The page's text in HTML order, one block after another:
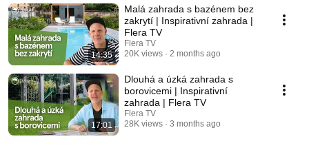
14:35
Malá zahrada s bazénem bez
zakrytí | Inspirativní zahrada |
Flera TV
Flera TV
20K views
2 months ago
17:01
Dlouhá a úzká zahrada s
borovicemi | Inspirativní
zahrada | Flera TV
Flera TV
28K views
3 months ago